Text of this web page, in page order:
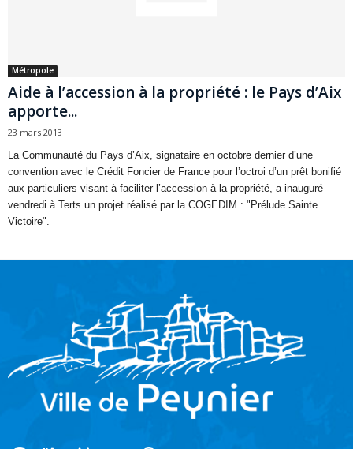
Métropole
Aide à l’accession à la propriété : le Pays d’Aix
apporte...
23 mars 2013
La Communauté du Pays d’Aix, signataire en octobre dernier d’une
convention avec le Crédit Foncier de France pour l’octroi d’un prêt bonifié
aux particuliers visant à faciliter l’accession à la propriété, a inauguré
vendredi à Terts un projet réalisé par la COGEDIM : "Prélude Sainte
Victoire".